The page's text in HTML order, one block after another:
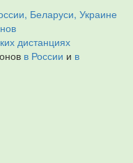
Беларуси, Украине
дистанциях
в России и в